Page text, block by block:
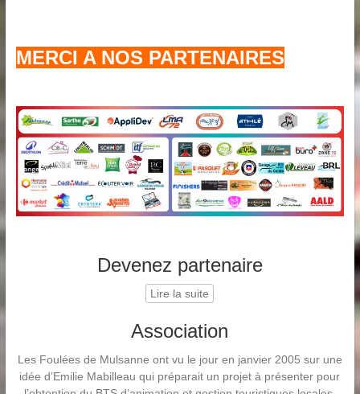
MERCI A NOS PARTENAIRES
Devenez partenaire
Lire la suite
Association
Les Foulées de Mulsanne ont vu le jour en janvier 2005 sur une
idée d’Emilie Mabilleau qui préparait un projet à présenter pour